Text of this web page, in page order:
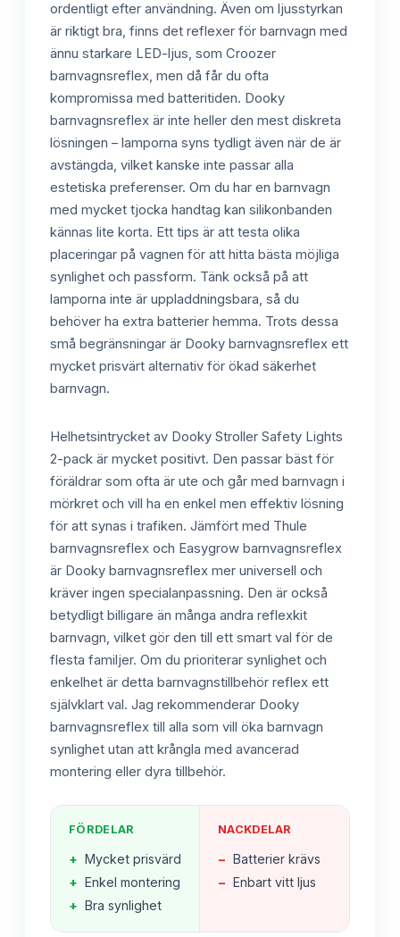
ordentligt efter användning. Även om ljusstyrkan
är riktigt bra, finns det reflexer för barnvagn med
ännu starkare LED-ljus, som Croozer
barnvagnsreflex, men då får du ofta
kompromissa med batteritiden. Dooky
barnvagnsreflex är inte heller den mest diskreta
lösningen – lamporna syns tydligt även när de är
avstängda, vilket kanske inte passar alla
estetiska preferenser. Om du har en barnvagn
med mycket tjocka handtag kan silikonbanden
kännas lite korta. Ett tips är att testa olika
placeringar på vagnen för att hitta bästa möjliga
synlighet och passform. Tänk också på att
lamporna inte är uppladdningsbara, så du
behöver ha extra batterier hemma. Trots dessa
små begränsningar är Dooky barnvagnsreflex ett
mycket prisvärt alternativ för ökad säkerhet
barnvagn.
Helhetsintrycket av Dooky Stroller Safety Lights
2-pack är mycket positivt. Den passar bäst för
föräldrar som ofta är ute och går med barnvagn i
mörkret och vill ha en enkel men effektiv lösning
för att synas i trafiken. Jämfört med Thule
barnvagnsreflex och Easygrow barnvagnsreflex
är Dooky barnvagnsreflex mer universell och
kräver ingen specialanpassning. Den är också
betydligt billigare än många andra reflexkit
barnvagn, vilket gör den till ett smart val för de
flesta familjer. Om du prioriterar synlighet och
enkelhet är detta barnvagnstillbehör reflex ett
självklart val. Jag rekommenderar Dooky
barnvagnsreflex till alla som vill öka barnvagn
synlighet utan att krångla med avancerad
montering eller dyra tillbehör.
FÖRDELAR
+ Mycket prisvärd
+ Enkel montering
+ Bra synlighet
NACKDELAR
− Batterier krävs
− Enbart vitt ljus